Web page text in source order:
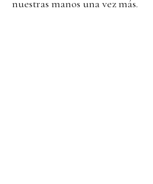
nuestras manos una vez más.